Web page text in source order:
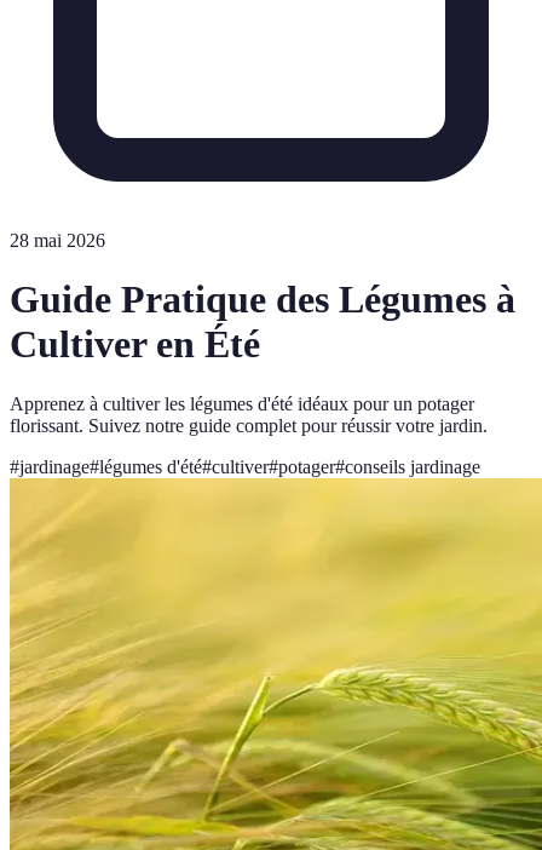
28 mai 2026
Guide Pratique des Légumes à
Cultiver en Été
Apprenez à cultiver les légumes d'été idéaux pour un potager
florissant. Suivez notre guide complet pour réussir votre jardin.
#jardinage#légumes d'été#cultiver#potager#conseils jardinage